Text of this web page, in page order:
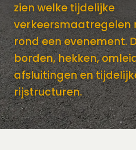
zien welke tijdelijke
verkeersmaatregelen
rond een evenement.
borden, hekken,
afsluitingen en
rijstructuren.